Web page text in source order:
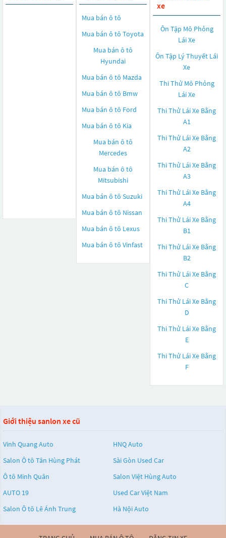
Mua bán ô tô
Mua bán ô tô Toyota
Mua bán ô tô
Hyundai
Mua bán ô tô Mazda
Mua bán ô tô Bmw
Mua bán ô tô Ford
Mua bán ô tô Kia
Mua bán ô tô
Mercedes
Mua bán ô tô
Mitsubishi
Mua bán ô tô Suzuki
Mua bán ô tô Nissan
Mua bán ô tô Lexus
Mua bán ô tô Vinfast
xe
Ôn Tập Mô Phỏng
Lái Xe
Ôn Tập Lý Thuyết Lái
Xe
Thi Thử Mô Phỏng
Lái Xe
Thi Thử Lái Xe Bằng
A1
Thi Thử Lái Xe Bằng
A2
Thi Thử Lái Xe Bằng
A3
Thi Thử Lái Xe Bằng
A4
Thi Thử Lái Xe Bằng
B1
Thi Thử Lái Xe Bằng
B2
Thi Thử Lái Xe Bằng
C
Thi Thử Lái Xe Bằng
D
Thi Thử Lái Xe Bằng
E
Thi Thử Lái Xe Bằng
F
Giới thiệu sanlon xe cũ
Vinh Quang Auto
HNQ Auto
Salon Ô tô Tân Hùng Phát
Sài Gòn Used Car
Ô tô Minh Quân
Salon Việt Hùng Auto
AUTO 19
Used Car Việt Nam
Salon Ô tô Lê Ánh Trung
Hà Nội Auto